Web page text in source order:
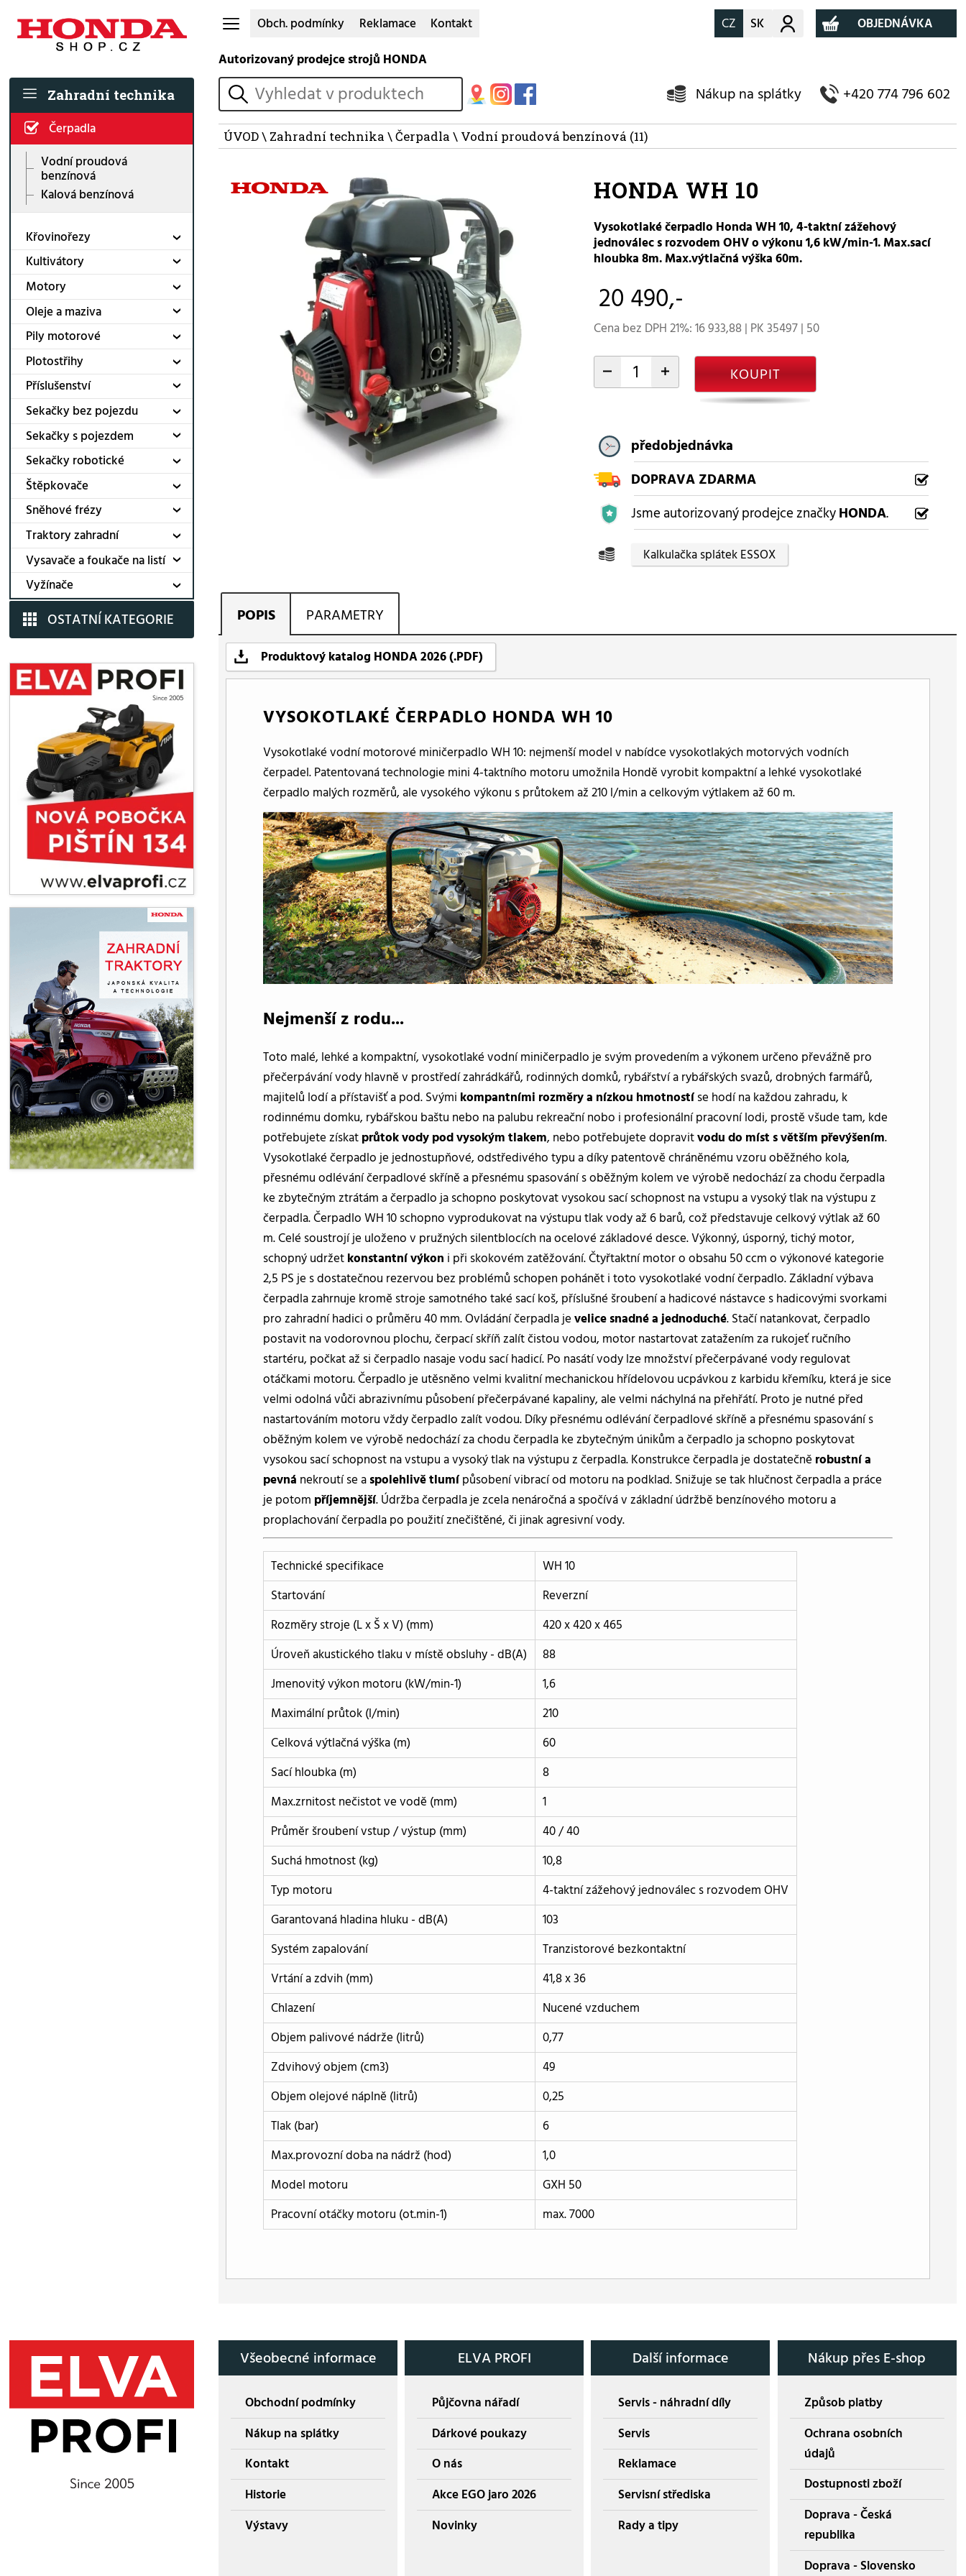
Zahradní technika
Čerpadla
Vodní proudová
benzínová
Kalová benzínová
Křovinořezy
Kultivátory
Motory
Oleje a maziva
Pily motorové
Plotostřihy
Příslušenství
Sekačky bez pojezdu
Sekačky s pojezdem
Sekačky robotické
Štěpkovače
Sněhové frézy
Traktory zahradní
Vysavače a foukače na listí
Vyžínače
OSTATNÍ KATEGORIE
Obch. podmínky Reklamace Kontakt CZ SK Můj účet OBJEDNÁVKA
Autorizovaný prodejce strojů HONDA
vyhledat
Nákup na splátky +420 774 796 602
ÚVOD\ Zahradní technika \Čerpadla \ Vodní proudová benzínová (11)
HONDA WH 10
Vysokotlaké čerpadlo Honda WH 10, 4-taktní zážehový
jednoválec s rozvodem OHV o výkonu 1,6 kW/min-1. Max.sací
hloubka 8m. Max.výtlačná výška 60m.
20 490,-
Cena bez DPH 21%: 16 933,88 | PK 35497 | 50
- + KOUPIT
předobjednávka
DOPRAVA ZDARMA
Jsme autorizovaný prodejce značkyHONDA.
Kalkulačka splátek ESSOX
POPIS PARAMETRY
Produktový katalog HONDA 2026 (.PDF)
VYSOKOTLAKÉ ČERPADLO HONDA WH 10
Vysokotlaké vodní motorové miničerpadlo WH 10: nejmenší model v nabídce vysokotlakých motorvých vodních
čerpadel. Patentovaná technologie mini 4-taktního motoru umožnila Hondě vyrobit kompaktní a lehké vysokotlaké
čerpadlo malých rozměrů, ale vysokého výkonu s průtokem až 210 l/min a celkovým výtlakem až 60 m.
Nejmenší z rodu...
Toto malé, lehké a kompaktní, vysokotlaké vodní miničerpadlo je svým provedením a výkonem určeno převážně pro
přečerpávání vody hlavně v prostředí zahrádkářů, rodinných domků, rybářství a rybářských svazů, drobných farmářů,
majitelů lodí a přístavišť a pod. Svými kompantními rozměry a nízkou hmotnostíse hodí na každou zahradu, k
rodinnému domku, rybářskou baštu nebo na palubu rekreační nobo i profesionální pracovní lodi, prostě všude tam, kde
potřebujete získatprůtok vody pod vysokým tlakem, nebo potřebujete dopravitvodu do míst s větším převýšením.
Vysokotlaké čerpadlo je jednostupňové, odstředivého typu a díky patentově chráněnému vzoru oběžného kola,
přesnému odlévání čerpadlové skříně a přesnému spasování s oběžným kolem ve výrobě nedochází za chodu čerpadla
ke zbytečným ztrátám a čerpadlo ja schopno poskytovat vysokou sací schopnost na vstupu a vysoký tlak na výstupu z
čerpadla. Čerpadlo WH 10 schopno vyprodukovat na výstupu tlak vody až 6 barů, což představuje celkový výtlak až 60
m. Celé soustrojí je uloženo v pružných silentblocích na ocelové základové desce. Výkonný, úsporný, tichý motor,
schopný udržetkonstantní výkon i při skokovém zatěžování. Čtyřtaktní motor o obsahu 50 ccm o výkonové kategorie
2,5 PS je s dostatečnou rezervou bez problémů schopen pohánět i toto vysokotlaké vodní čerpadlo. Základní výbava
čerpadla zahrnuje kromě stroje samotného také sací koš, příslušné šroubení a hadicové nástavce s hadicovými svorkami
pro zahradní hadici o průměru 40 mm. Ovládání čerpadla jevelice snadné a jednoduché. Stačí natankovat, čerpadlo
postavit na vodorovnou plochu, čerpací skříň zalít čistou vodou, motor nastartovat zatažením za rukojeť ručního
startéru, počkat až si čerpadlo nasaje vodu sací hadicí. Po nasátí vody lze množství přečerpávané vody regulovat
otáčkami motoru. Čerpadlo je utěsněno velmi kvalitní mechanickou hřídelovou ucpávkou z karbidu křemíku, která je sice
velmi odolná vůči abrazivnímu působení přečerpávané kapaliny, ale velmi náchylná na přehřátí. Proto je nutné před
nastartováním motoru vždy čerpadlo zalít vodou. Díky přesnému odlévání čerpadlové skříně a přesnému spasování s
oběžným kolem ve výrobě nedochází za chodu čerpadla ke zbytečným únikům a čerpadlo ja schopno poskytovat
vysokou sací schopnost na vstupu a vysoký tlak na výstupu z čerpadla. Konstrukce čerpadla je dostatečně robustní a
pevná nekroutí se aspolehlivě tlumípůsobení vibrací od motoru na podklad. Snižuje se tak hlučnost čerpadla a práce
je potom příjemnější. Údržba čerpadla je zcela nenáročná a spočívá v základní údržbě benzínového motoru a
proplachování čerpadla po použití znečištěné, či jinak agresivní vody.
Technické specifikace
WH 10
Startování
Reverzní
Rozměry stroje (L x Š x V) (mm)
420 x 420 x 465
Úroveň akustického tlaku v místě obsluhy - dB(A)
88
Jmenovitý výkon motoru (kW/min-1)
1,6
Maximální průtok (l/min)
210
Celková výtlačná výška (m)
60
Sací hloubka (m)
8
Max.zrnitost nečistot ve vodě (mm)
1
Průměr šroubení vstup / výstup (mm)
40 / 40
Suchá hmotnost (kg)
10,8
Typ motoru
4-taktní zážehový jednoválec s rozvodem OHV
Garantovaná hladina hluku - dB(A)
103
Systém zapalování
Tranzistorové bezkontaktní
Vrtání a zdvih (mm)
41,8 x 36
Chlazení
Nucené vzduchem
Objem palivové nádrže (litrů)
0,77
Zdvihový objem (cm3)
49
Objem olejové náplně (litrů)
0,25
Tlak (bar)
6
Max.provozní doba na nádrž (hod)
1,0
Model motoru
GXH 50
Pracovní otáčky motoru (ot.min-1)
max. 7000
Všeobecné informace
Obchodní podmínky
Nákup na splátky
Kontakt
Historie
Výstavy
ELVA PROFI
Půjčovna nářadí
Dárkové poukazy
O nás
Akce EGO jaro 2026
Novinky
Další informace
Servis - náhradní díly
Servis
Reklamace
Servisní střediska
Rady a tipy
Nákup přes E-shop
Způsob platby
Ochrana osobních
údajů
Dostupnosti zboží
Doprava - Česká
republika
Doprava - Slovensko